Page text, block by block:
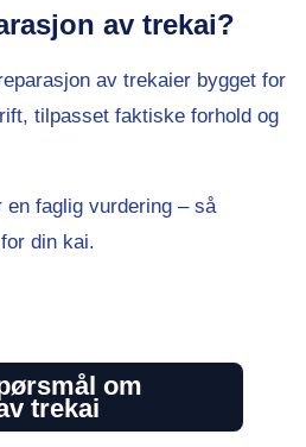
av trekai?
av trekaier bygget for
tilpasset faktiske forhold og
en faglig vurdering – så
din kai.
om
trekai